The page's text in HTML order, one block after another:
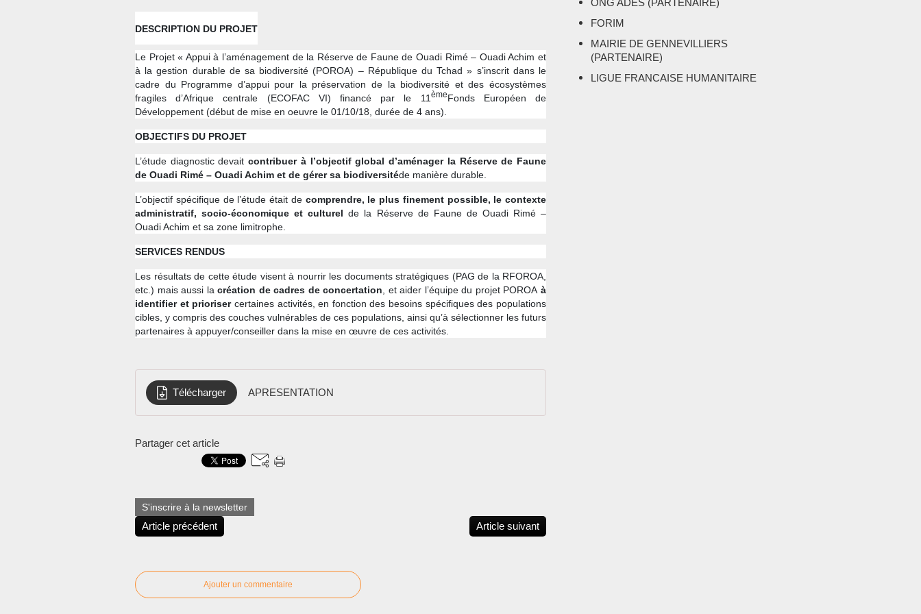
DESCRIPTION DU PROJET
Le Projet « Appui à l’aménagement de la Réserve de Faune de Ouadi Rimé – Ouadi Achim et
à la gestion durable de sa biodiversité (POROA) – République du Tchad » s’inscrit dans le
cadre du Programme d’appui pour la préservation de la biodiversité et des écosystèmes
fragiles d’Afrique centrale (ECOFAC VI) financé par le 11 èmeFonds Européen de
Développement (début de mise en oeuvre le 01/10/18, durée de 4 ans).
OBJECTIFS DU PROJET
L’étude diagnostic devaitcontribuer à l’objectif global d’aménager la Réserve de Faune
de Ouadi Rimé – Ouadi Achim et de gérer sa biodiversitéde manière durable.
L’objectif spécifique de l’étude était de comprendre, le plus finement possible, le contexte
administratif, socio-économique et culturelde la Réserve de Faune de Ouadi Rimé –
Ouadi Achim et sa zone limitrophe.
SERVICES RENDUS
Les résultats de cette étude visent à nourrir les documents stratégiques (PAG de la RFOROA,
etc.) mais aussi lacréation de cadres de concertation , et aider l’équipe du projet POROAà
identifier et prioriser certaines activités, en fonction des besoins spécifiques des populations
cibles, y compris des couches vulnérables de ces populations, ainsi qu’à sélectionner les futurs
partenaires à appuyer/conseiller dans la mise en œuvre de ces activités.
Télécharger APRESENTATION
Partager cet article
S'inscrire à la newsletter
Article précédent Article suivant
Ajouter un commentaire
ONG ADES (PARTENAIRE)
FORIM
MAIRIE DE GENNEVILLIERS
(PARTENAIRE)
LIGUE FRANCAISE HUMANITAIRE